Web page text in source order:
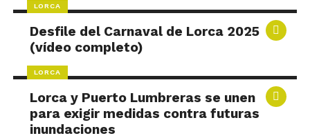
LORCA
Desfile del Carnaval de Lorca 2025
(vídeo completo)
LORCA
Lorca y Puerto Lumbreras se unen
para exigir medidas contra futuras
inundaciones